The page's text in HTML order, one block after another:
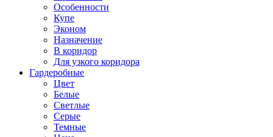
Особенности
Купе
Эконом
Назначение
В коридор
Для узкого коридора
Гардеробные
Цвет
Белые
Светлые
Серые
Темные